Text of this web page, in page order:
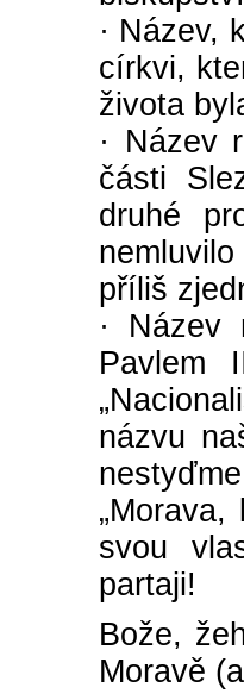
· Název,
církvi,
života
· Název
části
druhé
příliš
· Název
Pavlem
názvu
svou
partaji!
Bože,
Moravě